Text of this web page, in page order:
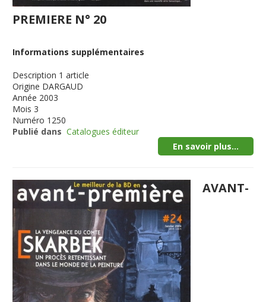
PREMIERE N° 20
Informations supplémentaires
Description 1 article
Origine DARGAUD
Année 2003
Mois 3
Numéro 1250
Publié dans Catalogues éditeur
En savoir plus...
AVANT-